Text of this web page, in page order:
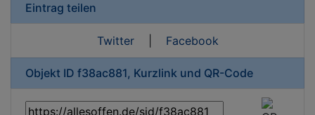
Eintrag teilen
Twitter| Facebook
Objekt ID f38ac881, Kurzlink und QR-Code